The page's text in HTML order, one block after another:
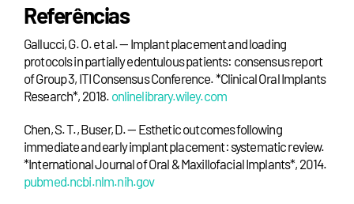
Referências
Gallucci, G. O. et al. — Implant placement and loading
protocols in partially edentulous patients: consensus report
of Group 3, ITI Consensus Conference. *Clinical Oral Implants
Research*, 2018. onlinelibrary.wiley.com
Chen, S. T., Buser, D. — Esthetic outcomes following
immediate and early implant placement: systematic review.
*International Journal of Oral & Maxillofacial Implants*, 2014.
pubmed.ncbi.nlm.nih.gov